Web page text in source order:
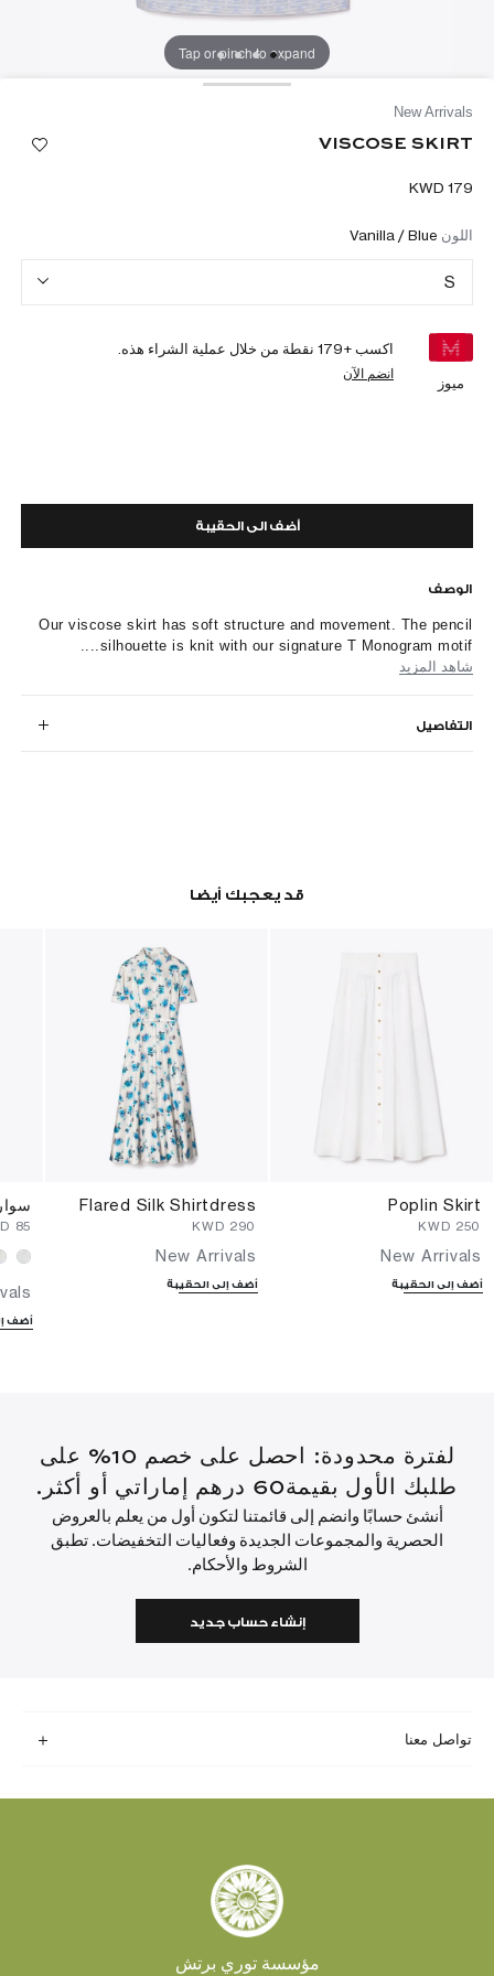
Tap or pinch to expand
New Arrivals
VISCOSE SKIRT
اللون Vanilla / Blue
S
ميوز
اكسب +179 نقطة من خلال عملية الشراء هذه.
انضم الآن
أضف الى الحقيبة
الوصف
Our viscose skirt has soft structure and movement. The pencil
silhouette is knit with our signature T Monogram motif....
شاهد المزيد
التفاصيل
قد يعجبك أيضا
Poplin Skirt
New Arrivals
أضف إلى الحقيبة
Flared Silk Shirtdress
New Arrivals
أضف إلى الحقيبة
أضف
لفترة محدودة: احصل على خصم 10% على
طلبك الأول بقيمة60 درهم إماراتي أو أكثر.
أنشئ حسابًا وانضم إلى قائمتنا لتكون أول من يعلم بالعروض
الحصرية والمجموعات الجديدة وفعاليات التخفيضات. تطبق
الشروط والأحكام.
إنشاء حساب جديد
تواصل معنا
مؤسسة توري برتش